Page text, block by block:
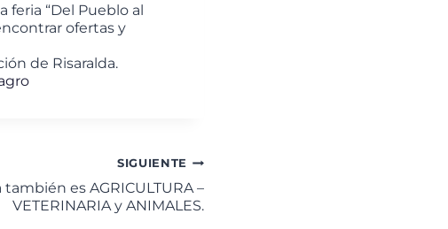
feria “Del Pueblo al
ofertas y
de Risaralda.
SIGUIENTE
también es AGRICULTURA –
VETERINARIA y ANIMALES.